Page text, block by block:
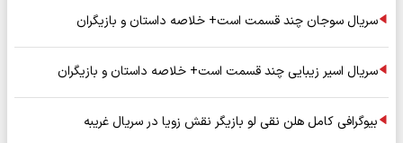
سریال سوجان چند قسمت است+ خلاصه داستان و بازیگران
سریال اسیر زیبایی چند قسمت است+ خلاصه داستان و بازیگران
بیوگرافی کامل هلن نقی لو بازیگر نقش زویا در سریال غریبه